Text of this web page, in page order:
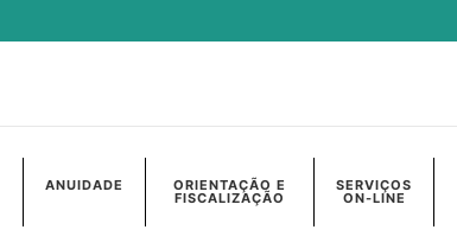
ANUIDADE ORIENTAÇÃO E
FISCALIZAÇÃO
SERVIÇOS
ON-LINE